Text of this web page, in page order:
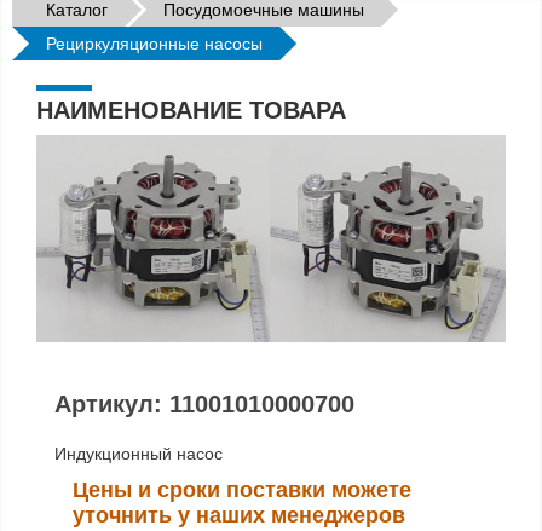
Каталог
Посудомоечные машины
Рециркуляционные насосы
НАИМЕНОВАНИЕ ТОВАРА
Артикул: 11001010000700
Индукционный насос
Цены и сроки поставки можете
уточнить у наших менеджеров